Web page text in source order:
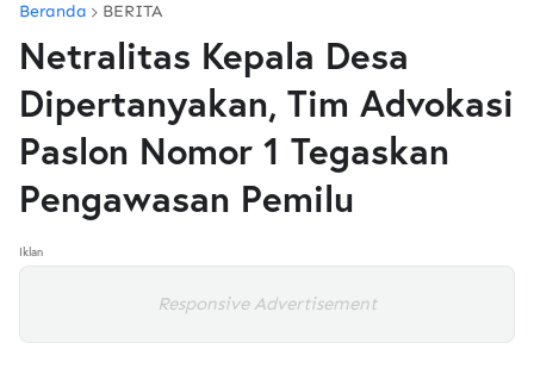
Beranda BERITA
Netralitas Kepala Desa
Dipertanyakan, Tim Advokasi
Paslon Nomor 1 Tegaskan
Pengawasan Pemilu
Iklan
Responsive Advertisement